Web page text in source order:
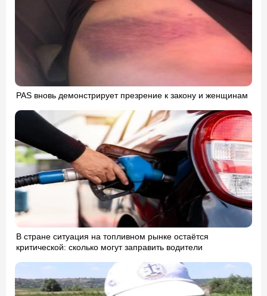
PAS вновь демонстрирует презрение к закону и женщинам
В стране ситуация на топливном рынке остаётся
критической: сколько могут заправить водители